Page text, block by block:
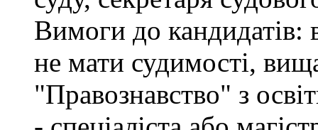
Вимоги до
не мати судимості,
"Правознавство" з